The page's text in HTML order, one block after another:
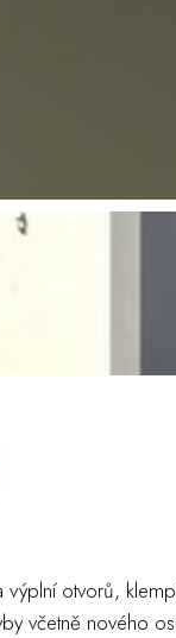
výměna výplní
krovu,
výtahu a
otvorů,
včetně nového